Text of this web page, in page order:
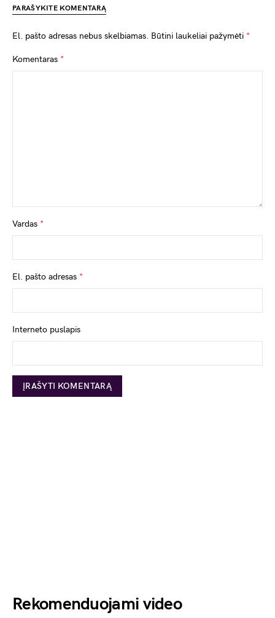
PARAŠYKITE KOMENTARĄ
El. pašto adresas nebus skelbiamas. Būtini laukeliai pažymėti *
Komentaras *
Vardas *
El. pašto adresas *
Interneto puslapis
Rekomenduojami video